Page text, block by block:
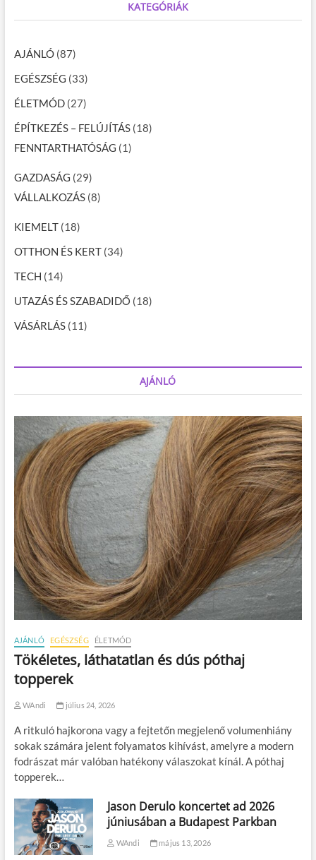
KATEGÓRIÁK
AJÁNLÓ(87)
EGÉSZSÉG (33)
ÉLETMÓD(27)
ÉPÍTKEZÉS – FELÚJÍTÁS(18)
FENNTARTHATÓSÁG (1)
GAZDASÁG (29)
VÁLLALKOZÁS(8)
KIEMELT(18)
OTTHON ÉS KERT(34)
TECH (14)
UTAZÁS ÉS SZABADIDŐ (18)
VÁSÁRLÁS(11)
AJÁNLÓ
AJÁNLÓ EGÉSZSÉG ÉLETMÓD
Tökéletes, láthatatlan és dús póthaj
topperek
WAndi július 24, 2026
A ritkuló hajkorona vagy a fejtetőn megjelenő volumenhiány
sokak számára jelent folyamatos kihívást, amelyre a modern
fodrászat már valóban hatékony válaszokat kínál. A póthaj
topperek…
Jason Derulo koncertet ad 2026
júniusában a Budapest Parkban
WAndi május 13, 2026